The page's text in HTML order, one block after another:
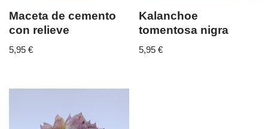
Maceta de cemento
con relieve
5,95 €
Kalanchoe
tomentosa nigra
5,95€